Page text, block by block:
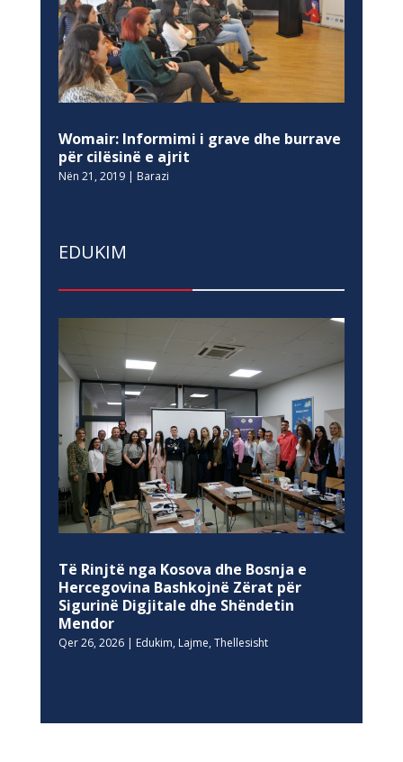
Womair: Informimi i grave dhe burrave
për cilësinë e ajrit
Nën 21, 2019| Barazi
EDUKIM
Të Rinjtë nga Kosova dhe Bosnja e
Hercegovina Bashkojnë Zërat për
Sigurinë Digjitale dhe Shëndetin
Mendor
Qer 26, 2026| Edukim, Lajme, Thellesisht